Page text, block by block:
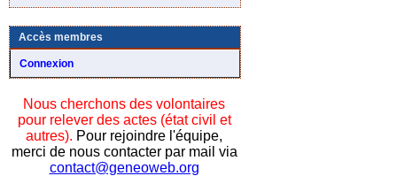
Accès membres
Connexion
Nous cherchons des volontaires
pour relever des actes (état civil et
autres). Pour rejoindre l'équipe,
merci de nous contacter par mail via
contact@geneoweb.org